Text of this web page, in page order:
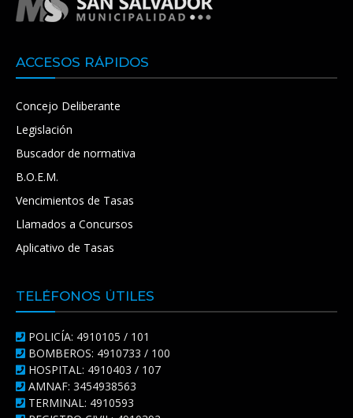
ACCESOS RÁPIDOS
Concejo Deliberante
Legislación
Buscador de normativa
B.O.E.M.
Vencimientos de Tasas
Llamados a Concursos
Aplicativo de Tasas
TELÉFONOS ÚTILES
POLICÍA: 4910105 / 101
BOMBEROS: 4910733 / 100
HOSPITAL: 4910403 / 107
AMNAF: 3454938563
TERMINAL: 4910593